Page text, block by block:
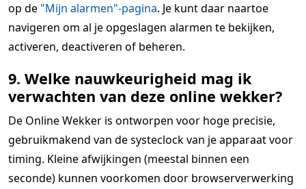
op de "Mijn alarmen"-pagina. Je kunt daar naartoe
navigeren om al je opgeslagen alarmen te bekijken,
activeren, deactiveren of beheren.
9. Welke nauwkeurigheid mag ik
verwachten van deze online wekker?
De Online Wekker is ontworpen voor hoge precisie,
gebruikmakend van de systeclock van je apparaat voor
timing. Kleine afwijkingen (meestal binnen een
seconde) kunnen voorkomen door browserverwerking